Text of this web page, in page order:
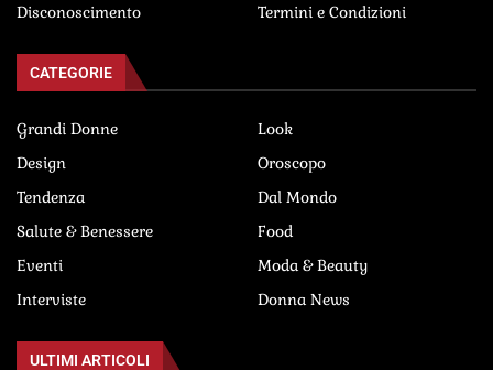
Disconoscimento
Termini e Condizioni
CATEGORIE
Grandi Donne
Look
Design
Oroscopo
Tendenza
Dal Mondo
Salute & Benessere
Food
Eventi
Moda & Beauty
Interviste
Donna News
ULTIMI ARTICOLI